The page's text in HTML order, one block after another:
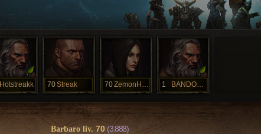
Hotstreakk 70Streak 70 ZemonHunter 1 BANDOFMIGHT
Barbaro liv.70 (3.888)